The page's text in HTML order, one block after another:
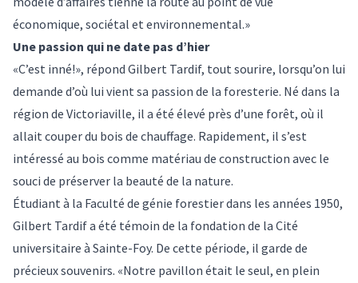
économique, sociétal et environnemental.»
Une passion qui ne date pas d’hier
«C’est inné!», répond Gilbert Tardif, tout sourire, lorsqu’on lui
demande d’où lui vient sa passion de la foresterie. Né dans la
région de Victoriaville, il a été élevé près d’une forêt, où il
allait couper du bois de chauffage. Rapidement, il s’est
intéressé au bois comme matériau de construction avec le
souci de préserver la beauté de la nature.
Étudiant à la Faculté de génie forestier dans les années 1950,
Gilbert Tardif a été témoin de la fondation de la Cité
universitaire à Sainte-Foy. De cette période, il garde de
précieux souvenirs. «Notre pavillon était le seul, en plein